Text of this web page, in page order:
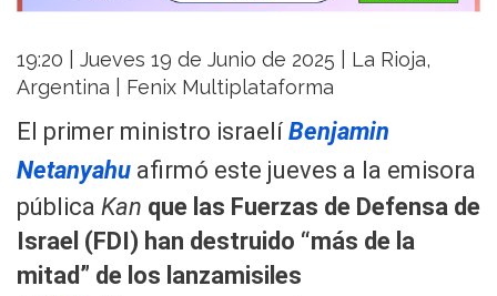
19:20 | Jueves 19 de Junio de 2025 | La Rioja,
Argentina | Fenix Multiplataforma
El primer ministro israelí Benjamin
Netanyahu afirmó este jueves a la emisora
pública Kan que las Fuerzas de Defensa de
Israel (FDI) han destruido “más de la
mitad” de los lanzamisiles